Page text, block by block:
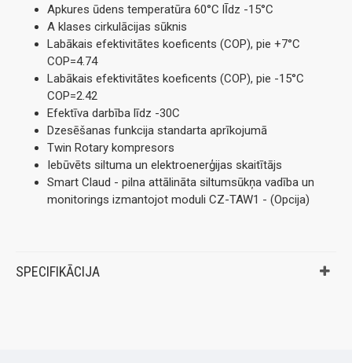
Apkures ūdens temperatūra 60°C lĪdz -15°C
A klases cirkulācijas sūknis
Labākais efektivitātes koeficents (COP), pie +7°C
COP=4.74
Labākais efektivitātes koeficents (COP), pie -15°C
COP=2.42
Efektīva darbība līdz -30C
Dzesēšanas funkcija standarta aprīkojumā
Twin Rotary kompresors
Iebūvēts siltuma un elektroenerģijas skaitītājs
Smart Claud - pilna attālināta siltumsūkņa vadība un
monitorings izmantojot moduli CZ-TAW1 - (Opcija)
SPECIFIKĀCIJA